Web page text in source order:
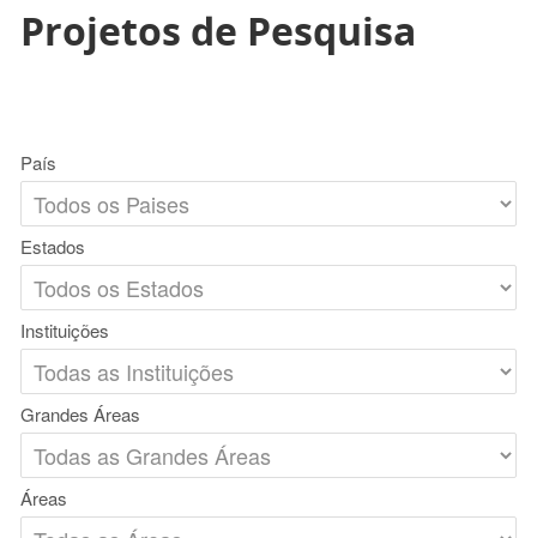
Projetos de Pesquisa
País
Estados
Instituições
Grandes Áreas
Áreas